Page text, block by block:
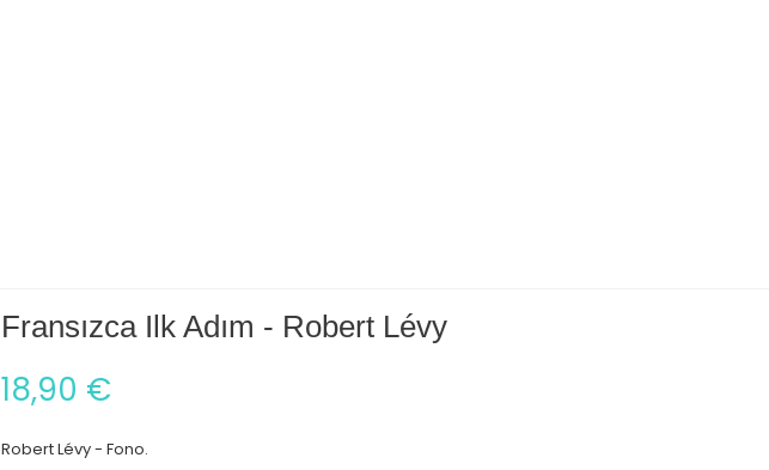
Fransızca Ilk Adım - Robert Lévy
18,90 €
Robert Lévy - Fono.